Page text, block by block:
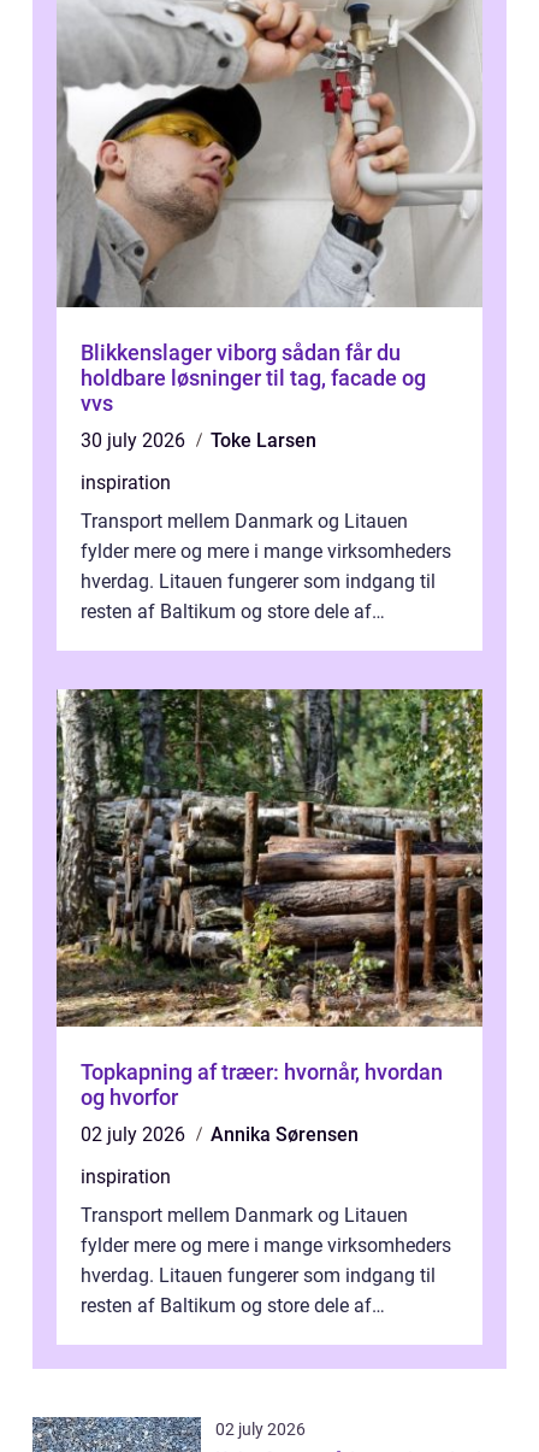
Blikkenslager viborg sådan får du
holdbare løsninger til tag, facade og
vvs
30 july 2026
Toke Larsen
inspiration
Transport mellem Danmark og Litauen
fylder mere og mere i mange virksomheders
hverdag. Litauen fungerer som indgang til
resten af Baltikum og store dele af
Topkapning af træer: hvornår, hvordan
og hvorfor
02 july 2026
Annika Sørensen
inspiration
Transport mellem Danmark og Litauen
fylder mere og mere i mange virksomheders
hverdag. Litauen fungerer som indgang til
resten af Baltikum og store dele af
02 july 2026